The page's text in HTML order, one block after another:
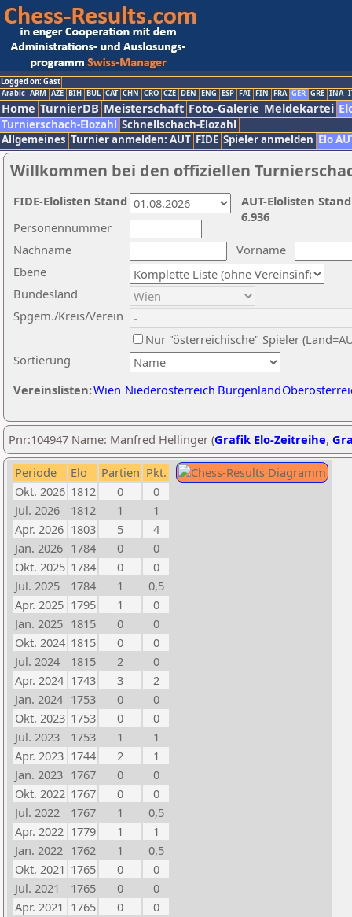
Logged on: Gast
Arabic ARM AZE BIH BUL CAT CHN CRO CZE DEN ENG ESP FAI FIN FRA GER GRE INA
Home TurnierDB Meisterschaft Foto-Galerie Meldekartei
Turnierschach-Elozahl Schnellschach-Elozahl
Allgemeines Turnier anmelden: AUT FIDE Spieler anmelden Elo
Willkommen bei den offiziellen
Nachname
Vorname
Ebene
Sortierung
Personennummer
Bundesland
Spgem./Kreis/Verein
Nur "österreichische" Spieler
Vereinslisten:Wien Niederösterreich Burgenland
AUT-Elolisten
6.936
FIDE-Elolisten Stand
Pnr:104947 Name: Manfred Hellinger (Grafik Elo-Zeitreihe,
Periode Elo Partien Pkt.
Okt. 2026 1812 0
0
Jul. 2026
1812 1
1
Apr. 2026 1803 5
4
Jan. 2026 1784 0
0
Okt. 2025 1784 0
0
Jul. 2025
1784 1
0,5
Apr. 2025 1795 1
0
Jan. 2025 1815 0
0
Okt. 2024 1815 0
0
Jul. 2024
1815 2
0
Apr. 2024 1743 3
2
Jan. 2024 1753 0
0
Okt. 2023 1753 0
0
Jul. 2023
1753 1
1
Apr. 2023 1744 2
1
Jan. 2023 1767 0
0
Okt. 2022 1767 0
0
Jul. 2022
1767 1
0,5
Apr. 2022 1779 1
1
Jan. 2022 1762 1
0,5
Okt. 2021 1765 0
0
Jul. 2021
1765 0
0
Apr. 2021 1765 0
0